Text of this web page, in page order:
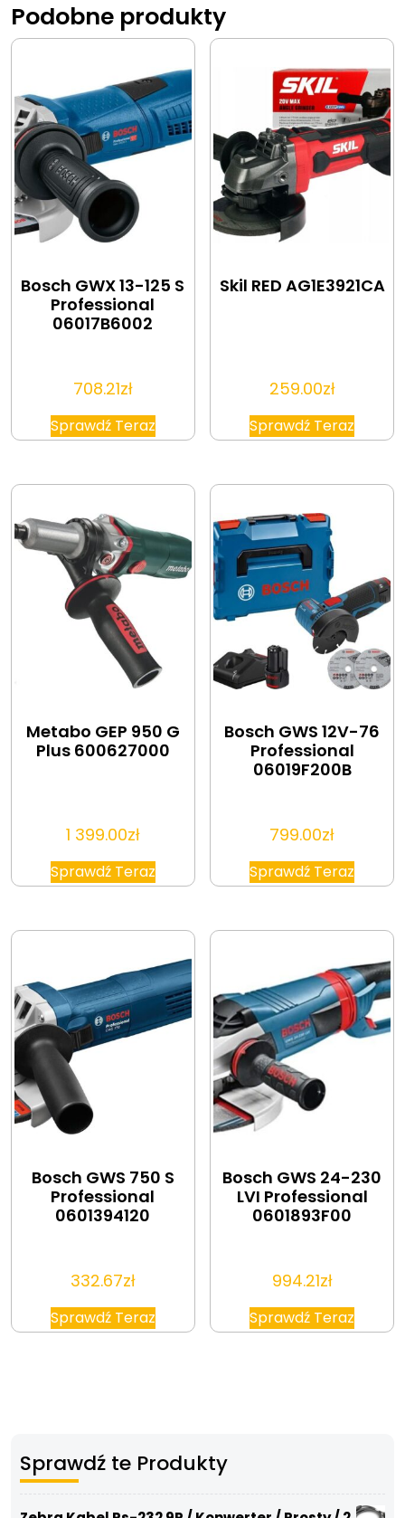
Podobne produkty
Bosch GWX 13-125 S
Professional
06017B6002
708.21zł
Sprawdź Teraz
Skil RED AG1E3921CA
259.00zł
Sprawdź Teraz
Metabo GEP 950 G
Plus 600627000
1 399.00zł
Sprawdź Teraz
Bosch GWS 12V-76
Professional
06019F200B
799.00zł
Sprawdź Teraz
Bosch GWS 750 S
Professional
0601394120
332.67zł
Sprawdź Teraz
Bosch GWS 24-230
LVI Professional
0601893F00
994.21zł
Sprawdź Teraz
Sprawdź te Produkty